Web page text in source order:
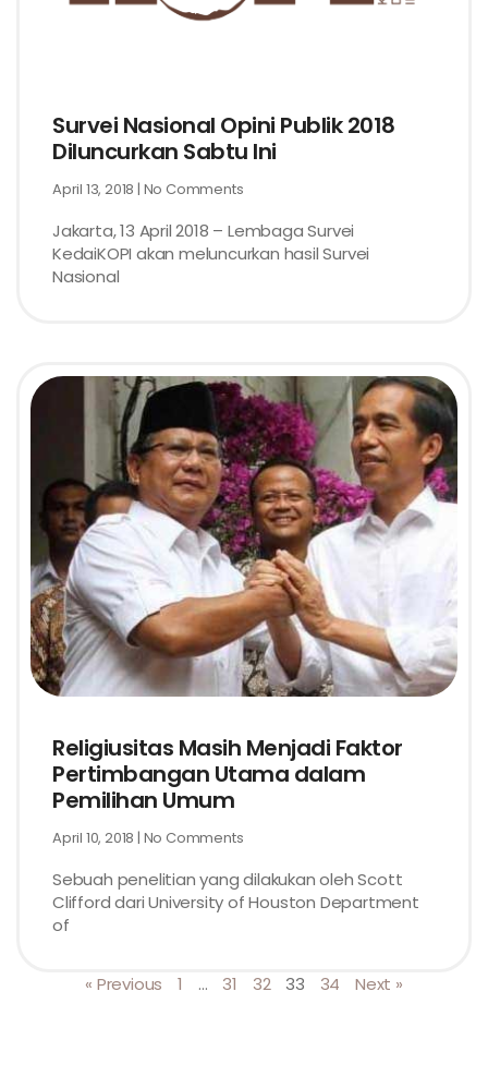
Survei Nasional Opini Publik 2018
Diluncurkan Sabtu Ini
April 13, 2018 No Comments
Jakarta, 13 April 2018 – Lembaga Survei
KedaiKOPI akan meluncurkan hasil Survei
Nasional
Religiusitas Masih Menjadi Faktor
Pertimbangan Utama dalam
Pemilihan Umum
April 10, 2018 No Comments
Sebuah penelitian yang dilakukan oleh Scott
Clifford dari University of Houston Department
of
« Previous 1 … 31 32 33 34 Next »